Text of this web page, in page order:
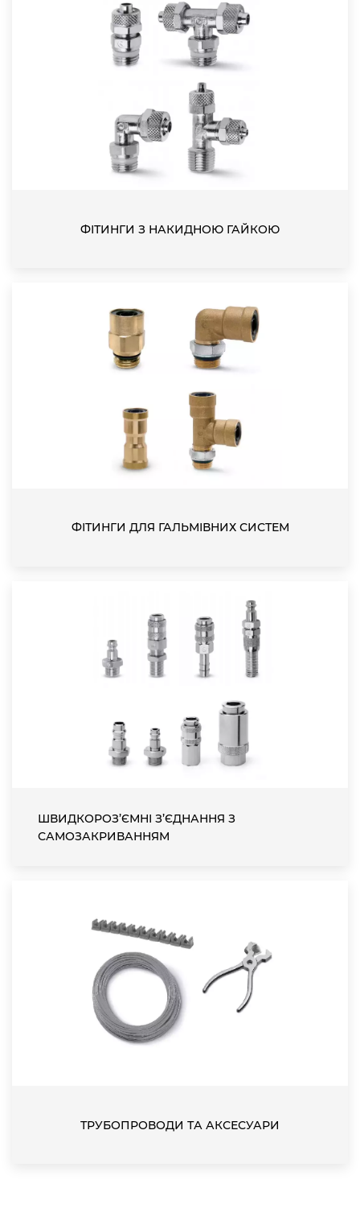
ФІТИНГИ З НАКИДНОЮ ГАЙКОЮ
ФІТИНГИ ДЛЯ ГАЛЬМІВНИХ СИСТЕМ
ШВИДКОРОЗ’ЄМНІ З’ЄДНАННЯ З
САМОЗАКРИВАННЯМ
ТРУБОПРОВОДИ ТА АКСЕСУАРИ